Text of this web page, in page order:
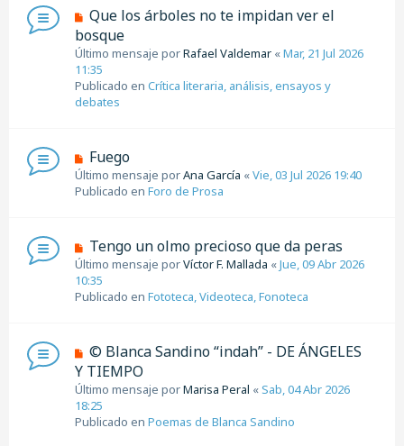
e
n
s
a
j
e
N
e
v
o
m
e
j
e
Que los árboles no te impidan ver el
bosque
Último mensaje porRafael Valdemar «Mar, 21 Jul 2026
11:35
Publicado en Crítica literaria, análisis, ensayos y
debates
N
u
e
n
s
a
Fuego
Último mensaje porAna García «Vie, 03 Jul 2026 19:40
Publicado en Foro de Prosa
N
u
e
v
n
s
a
j
e
Tengo un olmo precioso que da peras
Último mensaje porVíctor F. Mallada «Jue, 09 Abr 2026
10:35
Publicado en Fototeca, Videoteca, Fonoteca
N
u
e
v
o
m
© Blanca Sandino “indah” - DE ÁNGELES
Y TIEMPO
Último mensaje porMarisa Peral «Sab, 04 Abr 2026
18:25
Publicado en Poemas de Blanca Sandino